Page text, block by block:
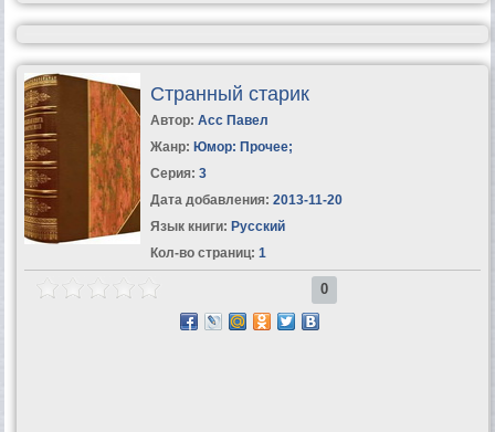
Странный старик
Автор: Асс Павел
Жанр: Юмор: Прочее;
Серия: 3
Дата добавления: 2013-11-20
Язык книги: Русский
Кол-во страниц: 1
0